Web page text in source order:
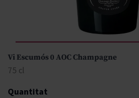
Vi Escumós 0 AOC Champagne
75 cl
Quantitat